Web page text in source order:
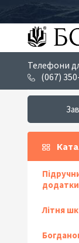
Телефони
(067)
додатки
Літня